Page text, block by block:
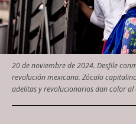
20 de noviembre de 2024. Desfile
revolución mexicana. Zócalo
adelitas y revolucionarios dan color al